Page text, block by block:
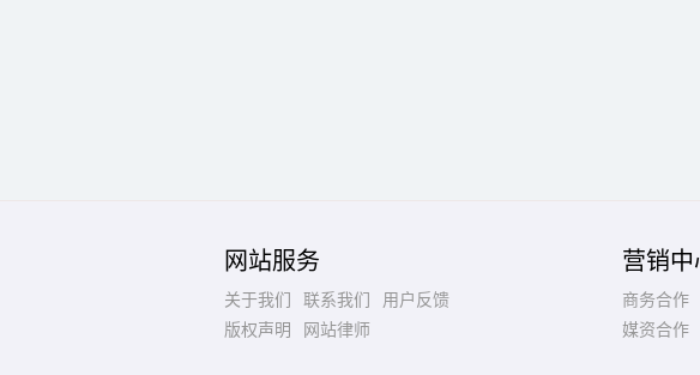
网站服务
关于我们 联系我们
用户反馈
版权声明
网站律师
营销中
商务合作
媒资合作